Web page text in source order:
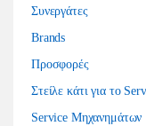
Συνεργάτες
Brands
Προσφορές
Στείλε κάτι για το
Service Μηχανημάτων